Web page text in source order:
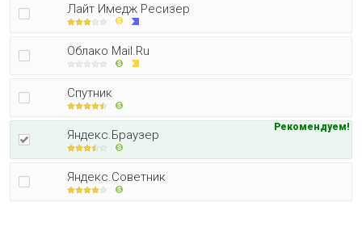
Лайт Имедж Ресизер
Облако Mail.Ru
Спутник
Яндекс.Браузер
Рекомендуем!
Яндекс.Советник